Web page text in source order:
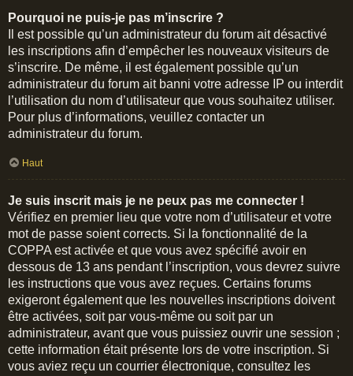
Pourquoi ne puis-je pas m’inscrire ?
Il est possible qu’un administrateur du forum ait désactivé
les inscriptions afin d’empêcher les nouveaux visiteurs de
s’inscrire. De même, il est également possible qu’un
administrateur du forum ait banni votre adresse IP ou interdit
l’utilisation du nom d’utilisateur que vous souhaitez utiliser.
Pour plus d’informations, veuillez contacter un
administrateur du forum.
Haut
Je suis inscrit mais je ne peux pas me connecter !
Vérifiez en premier lieu que votre nom d’utilisateur et votre
mot de passe soient corrects. Si la fonctionnalité de la
COPPA est activée et que vous avez spécifié avoir en
dessous de 13 ans pendant l’inscription, vous devrez suivre
les instructions que vous avez reçues. Certains forums
exigeront également que les nouvelles inscriptions doivent
être activées, soit par vous-même ou soit par un
administrateur, avant que vous puissiez ouvrir une session ;
cette information était présente lors de votre inscription. Si
vous aviez reçu un courrier électronique, consultez les